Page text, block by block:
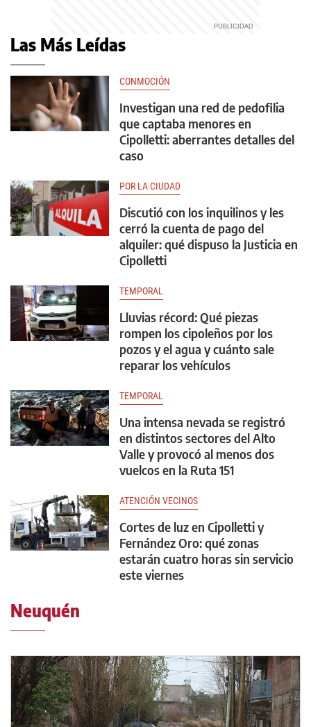
Las Más Leídas
CONMOCIÓN
Investigan una red de pedofilia
que captaba menores en
Cipolletti: aberrantes detalles del
caso
POR LA CIUDAD
Discutió con los inquilinos y les
cerró la cuenta de pago del
alquiler: qué dispuso la Justicia en
Cipolletti
TEMPORAL
Lluvias récord: Qué piezas
rompen los cipoleños por los
pozos y el agua y cuánto sale
reparar los vehículos
TEMPORAL
Una intensa nevada se registró
en distintos sectores del Alto
Valle y provocó al menos dos
vuelcos en la Ruta 151
ATENCIÓN VECINOS
Cortes de luz en Cipolletti y
Fernández Oro: qué zonas
estarán cuatro horas sin servicio
este viernes
Neuquén